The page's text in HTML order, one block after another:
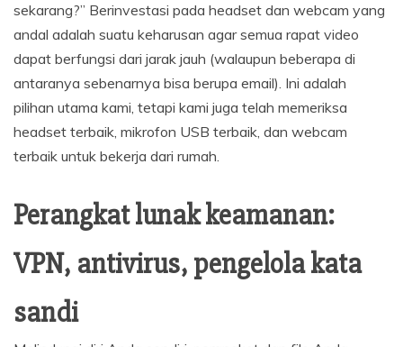
sekarang?” Berinvestasi pada headset dan webcam yang
andal adalah suatu keharusan agar semua rapat video
dapat berfungsi dari jarak jauh (walaupun beberapa di
antaranya sebenarnya bisa berupa email). Ini adalah
pilihan utama kami, tetapi kami juga telah memeriksa
headset terbaik, mikrofon USB terbaik, dan webcam
terbaik untuk bekerja dari rumah.
Perangkat lunak keamanan:
VPN, antivirus, pengelola kata
sandi